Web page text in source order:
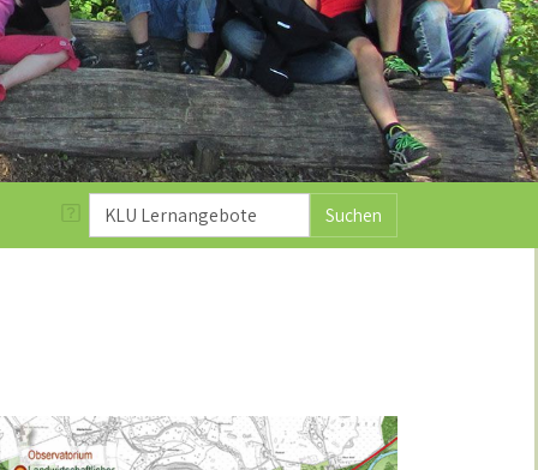
Stichworten durchsuchen
Suchen